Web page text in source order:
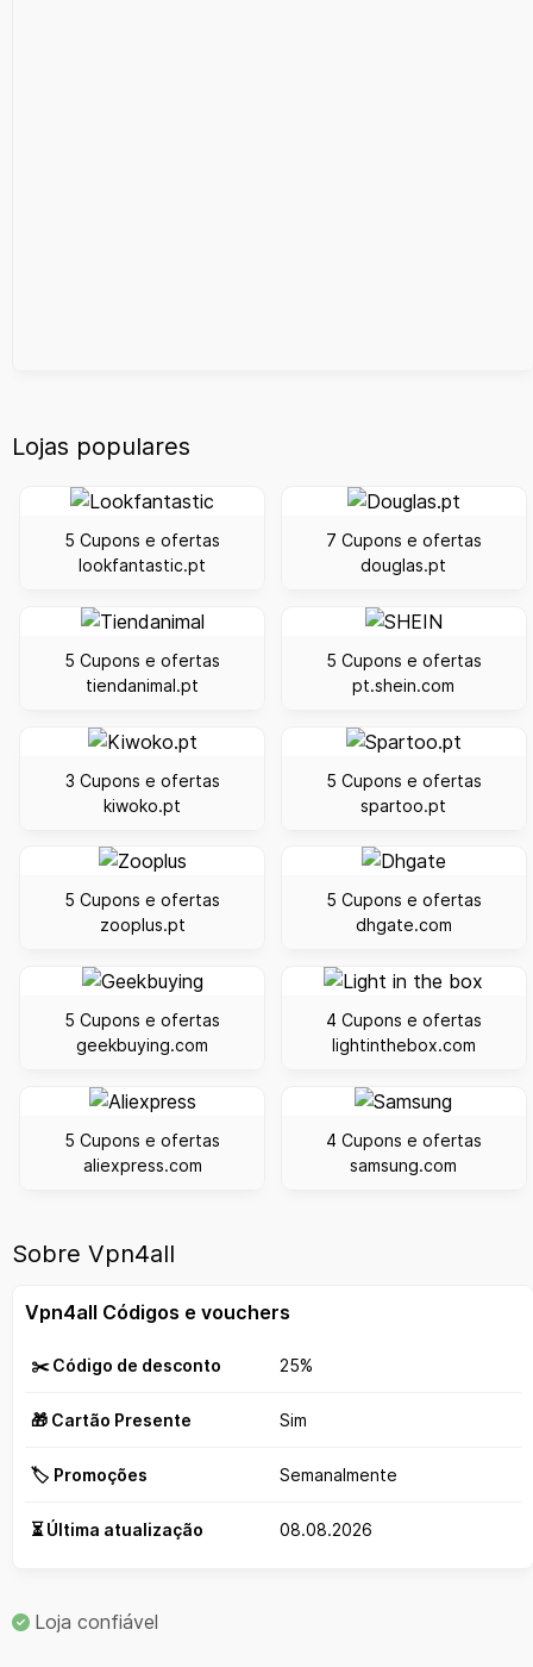
Lojas populares
5 Cupons e ofertas
lookfantastic.pt
7 Cupons e ofertas
douglas.pt
5 Cupons e ofertas
tiendanimal.pt
5 Cupons e ofertas
pt.shein.com
3 Cupons e ofertas
kiwoko.pt
5 Cupons e ofertas
spartoo.pt
5 Cupons e ofertas
zooplus.pt
5 Cupons e ofertas
dhgate.com
5 Cupons e ofertas
geekbuying.com
4 Cupons e ofertas
lightinthebox.com
5 Cupons e ofertas
aliexpress.com
4 Cupons e ofertas
samsung.com
Sobre Vpn4all
Vpn4all Códigos e vouchers
✂️ Código de desconto 25%
🎁 Cartão Presente Sim
🏷️ Promoções Semanalmente
⏳ Última atualização 08.08.2026
Loja confiável